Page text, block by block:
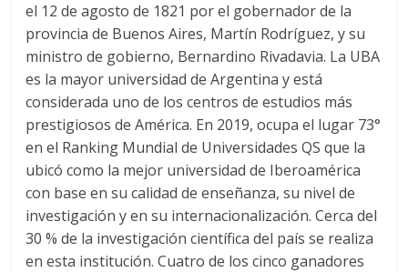
el 12 de agosto de 1821 por el gobernador de la
provincia de Buenos Aires, Martín Rodríguez, y su
ministro de gobierno, Bernardino Rivadavia. La UBA
es la mayor universidad de Argentina y está
considerada uno de los centros de estudios más
prestigiosos de América.​ En 2019, ocupa el lugar 73°
en el Ranking Mundial de Universidades QS que la
ubicó como la mejor universidad de Iberoamérica
con base en su calidad de enseñanza, su nivel de
investigación y en su internacionalización.​ Cerca del
30 % de la investigación científica del país se realiza
en esta institución. Cuatro de los cinco ganadores